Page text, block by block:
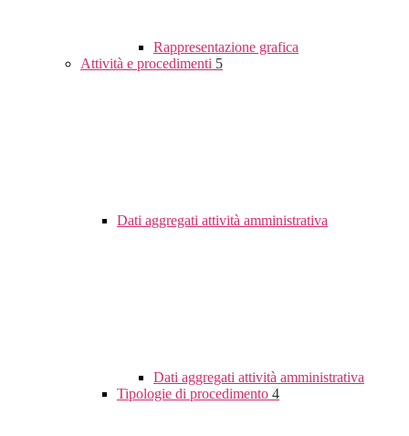
Rappresentazione grafica
Attività e procedimenti 5
Dati aggregati attività amministrativa
Dati aggregati attività amministrativa
Tipologie di procedimento 4